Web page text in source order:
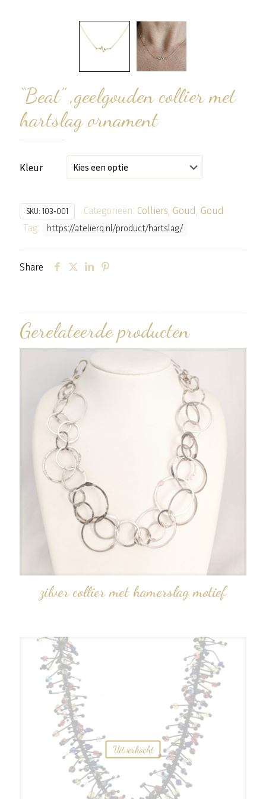
“Beat” ,geelgouden collier met
hartslag ornament
Kleur
SKU: 103-001 Categorieën: Colliers Goud Goud
Tag:
https://atelierq.nl/product/hartslag/
Share
Gerelateerde producten
zilver collier met hamerslag motief
Uitverkocht